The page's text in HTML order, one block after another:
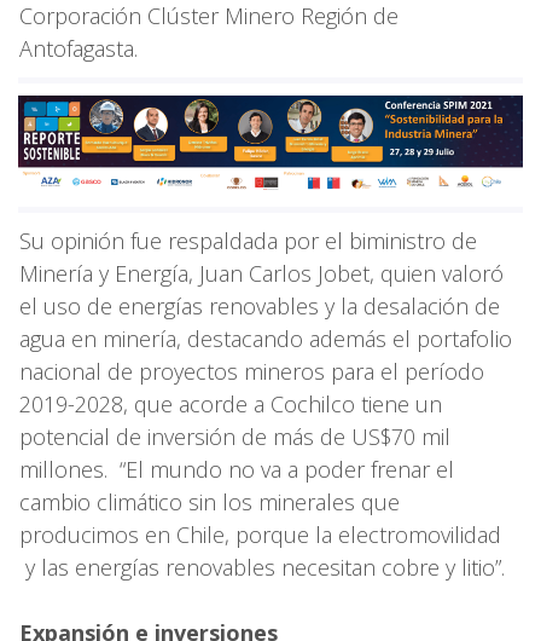
Corporación Clúster Minero Región de
Antofagasta.
Su opinión fue respaldada por el biministro de
Minería y Energía, Juan Carlos Jobet, quien valoró
el uso de energías renovables y la desalación de
agua en minería, destacando además el portafolio
nacional de proyectos mineros para el período
2019-2028, que acorde a Cochilco tiene un
potencial de inversión de más de US$70 mil
millones. “El mundo no va a poder frenar el
cambio climático sin los minerales que
producimos en Chile, porque la electromovilidad
y las energías renovables necesitan cobre y litio”.
Expansión e inversiones